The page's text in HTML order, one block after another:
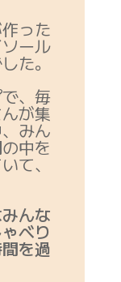
った
ール
た。
、毎
が集
みん
中を
て、
んな
べり
を過